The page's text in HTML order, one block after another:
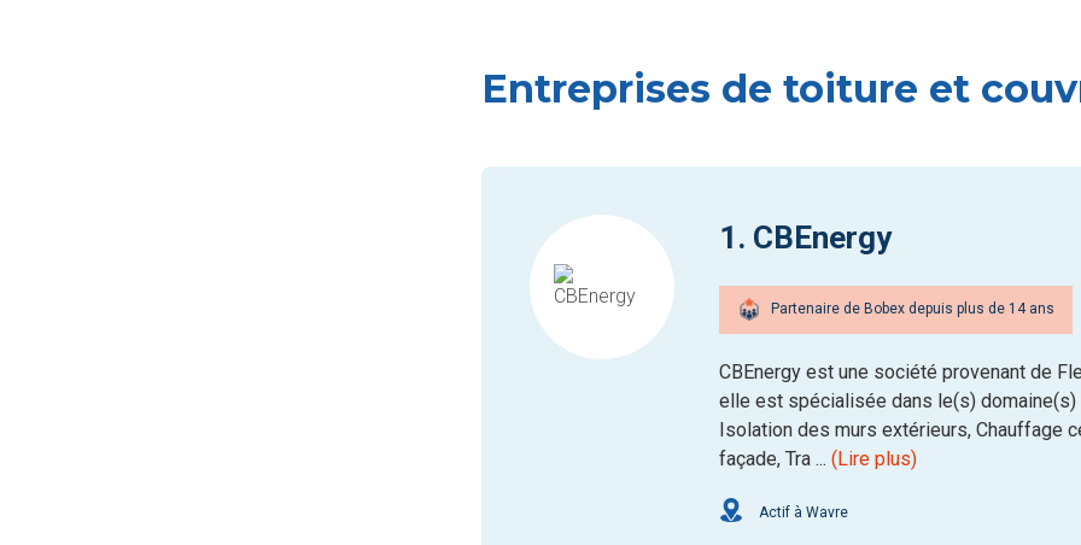
Entreprises de toiture et
1. CBEnergy
Partenaire de Bobex depuis plus de 14 ans
CBEnergy est une société provenant de
elle est spécialisée dans le(s)
Isolation des murs extérieurs, Chauffage
façade, Tra ...(Lire plus)
Actif à Wavre